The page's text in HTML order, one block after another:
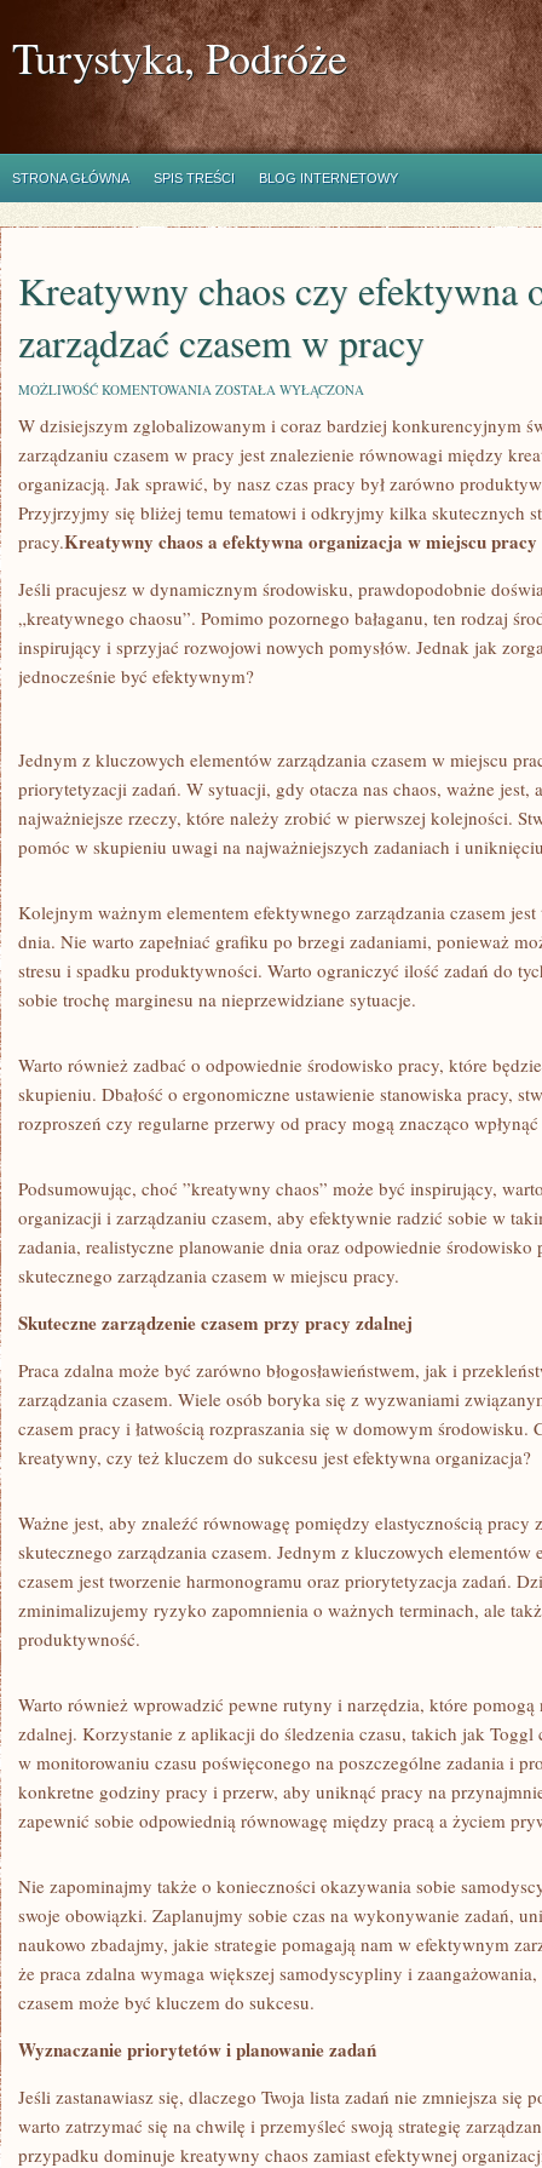
Turystyka, Podróże
STRONA GŁÓWNA SPIS TREŚCI BLOG INTERNETOWY
Kreatywny chaos czy efektywna
zarządzać czasem w pracy
MOŻLIWOŚĆ KOMENTOWANIA KREATYWNY
CZY
EFEKTYWNA
ORGANIZACJA?
JAK
ZARZĄDZAĆ
CZASEM
PRACY
ZOSTAŁA WYŁĄCZONA
W dzisiejszym zglobalizowanym⁣ i⁣ coraz bardziej konkurencyjnym
zarządzaniu czasem w ⁣pracy jest znalezienie równowagi między
organizacją. Jak sprawić, by nasz​ czas ‌pracy był zarówno
Przyjrzyjmy się bliżej temu tematowi i odkryjmy⁢ kilka skutecznych
pracy.Kreatywny chaos a efektywna‌ organizacja w miejscu pracy
Jeśli pracujesz ⁣w⁢ dynamicznym⁢ środowisku, prawdopodobnie
„kreatywnego chaosu”. Pomimo ‌pozornego⁣ bałaganu, ten rodzaj
inspirujący i sprzyjać rozwojowi nowych pomysłów. Jednak jak
jednocześnie być ​efektywnym?
Jednym​ z kluczowych elementów zarządzania czasem w miejscu
priorytetyzacji‍ zadań. W sytuacji, gdy otacza nas chaos, ważne ⁤jest,
najważniejsze rzeczy, które należy zrobić w pierwszej⁤ kolejności.
pomóc w ‌skupieniu uwagi na⁣ najważniejszych zadaniach i
Kolejnym ważnym⁢ elementem⁤ efektywnego zarządzania czasem
dnia. ‌Nie warto zapełniać⁣ grafiku po brzegi zadaniami, ⁣ponieważ
stresu i spadku produktywności.⁢ Warto ograniczyć ilość⁣ zadań do⁣
sobie trochę ‌marginesu na nieprzewidziane sytuacje.
Warto również⁢ zadbać o odpowiednie środowisko pracy, które
skupieniu. Dbałość o ‌ergonomiczne ustawienie stanowiska⁣ pracy,
rozproszeń czy regularne przerwy od pracy mogą znacząco
Podsumowując, ‌choć ⁣”kreatywny⁤ chaos” może być inspirujący,
organizacji i zarządzaniu czasem, aby efektywnie radzić sobie w
zadania, realistyczne planowanie dnia oraz odpowiednie⁣
⁤skutecznego zarządzania czasem ⁢w miejscu pracy.
Skuteczne zarządzenie⁤ czasem przy pracy zdalnej
Praca zdalna może być zarówno ⁣błogosławieństwem, jak i
⁤zarządzania ‌czasem. ⁢Wiele osób‍ boryka się z wyzwaniami
czasem⁤ pracy i⁢ łatwością rozpraszania się w domowym ⁤środowisku.
kreatywny, czy też kluczem do sukcesu jest ​efektywna ​organizacja?
Ważne jest,‌ aby znaleźć równowagę‍ pomiędzy ‌elastycznością‌ pracy
skutecznego zarządzania ⁤czasem. Jednym ​z kluczowych elementów‍
czasem jest tworzenie harmonogramu oraz priorytetyzacja zadań.‌
zminimalizujemy ryzyko zapomnienia o ważnych terminach,⁣ ale⁣
produktywność.
Warto również wprowadzić ⁢pewne rutyny i narzędzia, ⁤które
zdalnej. Korzystanie​ z aplikacji ​do ⁤śledzenia czasu, takich jak Toggl​
w monitorowaniu czasu ⁢poświęconego na ⁤poszczególne ​zadania i
konkretne godziny pracy i⁤ przerw,⁢ aby‌ uniknąć pracy na
zapewnić sobie odpowiednią równowagę między pracą a⁢ życiem
Nie ‌zapominajmy ⁢także o konieczności okazywania ‍sobie
swoje obowiązki. Zaplanujmy sobie czas na ​wykonywanie zadań,⁣
naukowo ⁢zbadajmy, ⁤jakie⁣ strategie pomagają nam w efektywnym
że praca zdalna ⁢wymaga większej samodyscypliny i
czasem ‌może być kluczem ⁤do sukcesu.
Wyznaczanie priorytetów i planowanie zadań
Jeśli zastanawiasz się, dlaczego Twoja lista ⁤zadań‌ nie zmniejsza się
⁣warto zatrzymać ​się na ⁢chwilę i przemyśleć swoją strategię
przypadku dominuje kreatywny chaos‍ zamiast efektywnej